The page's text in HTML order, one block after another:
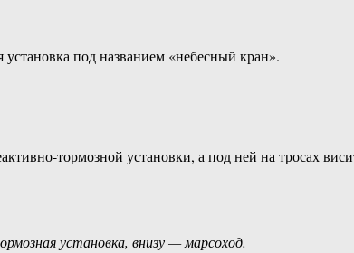
под названием «небесный кран».
тормозной установки, а под ней на тросах
установка, внизу — марсоход.